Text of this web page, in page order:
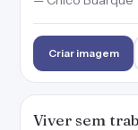
Criar imagem
Viver sem